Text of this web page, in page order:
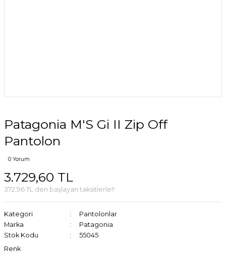
Patagonia M'S Gi II Zip Off
Pantolon
0 Yorum
3.729,60 TL
372,96 TL den başlayan taksitlerle!!
Kategori
Pantolonlar
Marka
Patagonia
Stok Kodu
55045
Renk